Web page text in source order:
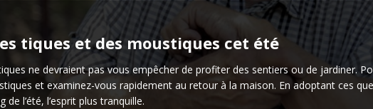
tiques et des moustiques cet été
ne devraient pas vous empêcher de profiter des sentiers ou de jardiner.
et examinez-vous rapidement au retour à la maison. En adoptant ces
l’été, l’esprit plus tranquille.